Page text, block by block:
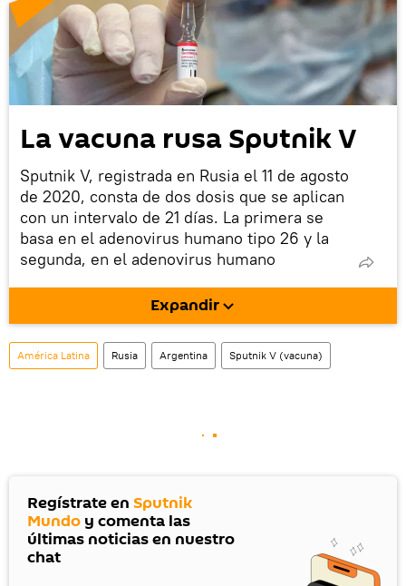
La vacuna rusa Sputnik V
Sputnik V, registrada en Rusia el 11 de agosto
de 2020, consta de dos dosis que se aplican
con un intervalo de 21 días. La primera se
basa en el adenovirus humano tipo 26 y la
segunda, en el adenovirus humano
A principios de febrero, la revista científica
británicaThe Lancet publicó los resultados
provisionales de la tercera fase del ensayo
clínico de la vacuna rusa, que confirmaron
Europa, Asia, África y América, entre ellos
Expandir
América Latina Rusia Argentina Sputnik V (vacuna)
Regístrate en Sputnik
Mundo y comenta las
últimas noticias en nuestro
chat